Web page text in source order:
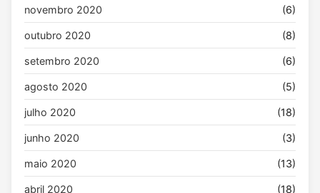
novembro 2020 (6)
outubro 2020 (8)
setembro 2020 (6)
agosto 2020 (5)
julho 2020 (18)
junho 2020 (3)
maio 2020 (13)
abril 2020 (18)